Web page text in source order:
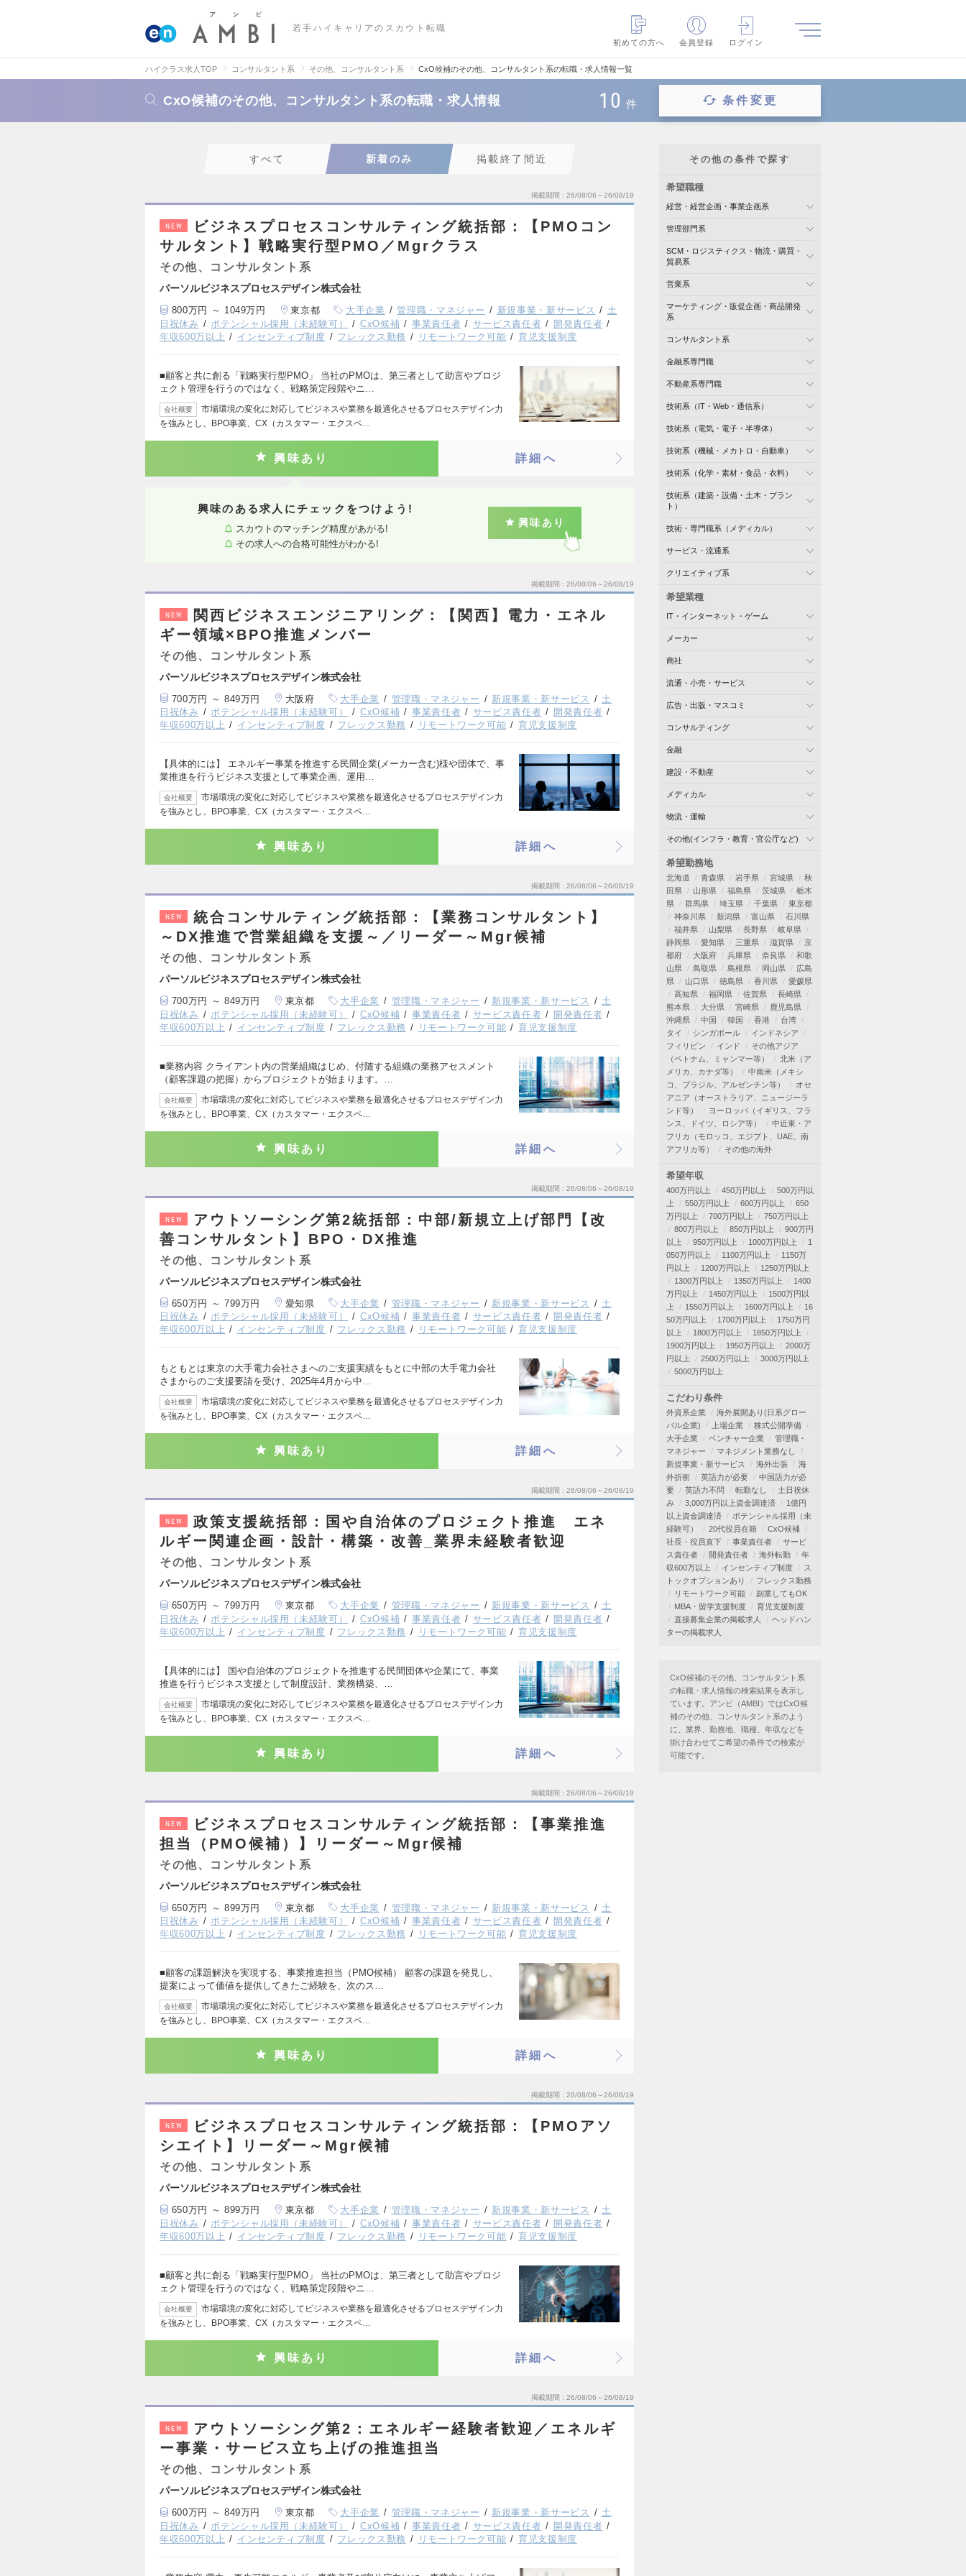
若手ハイキャリアのスカウト転職
初めての方へ
会員登録 ログイン
ハイクラス求人TOP コンサルタント系 その他、コンサルタント系 CxO候補のその他、コンサルタント系の転職・求人情報一覧
CxO候補のその他、コンサルタント系の転職・求人情報 10 件 条件変更
すべて 新着のみ 掲載終了間近
掲載期間 26/08/06～26/08/19
NEW
ビジネスプロセスコンサルティング統括部：【PMOコン
サルタント】戦略実行型PMO／Mgrクラス
その他、コンサルタント系
パーソルビジネスプロセスデザイン株式会社
800万円 ～ 1049万円 東京都 大手企業 管理職・マネジャー 新規事業・新サービス
土
日祝休み
ポテンシャル採用（未経験可） CxO候補 事業責任者 サービス責任者
開発責任者
年収600万以上
インセンティブ制度 フレックス勤務 リモートワーク可能 育児支援制度
■顧客と共に創る「戦略実行型PMO」 当社のPMOは、第三者として助言やプロジ
ェクト管理を行うのではなく、戦略策定段階やニ…
会社概要
市場環境の変化に対応してビジネスや業務を最適化させるプロセスデザイン力
を強みとし、BPO事業、CX（カスタマー・エクスペ…
興味あり 詳細へ
興味のある求人にチェックをつけよう!
スカウトのマッチング精度があがる!
その求人への合格可能性がわかる!
興味あり
掲載期間 26/08/06～26/08/19
NEW
関西ビジネスエンジニアリング：【関西】電力・エネル
ギー領域×BPO推進メンバー
その他、コンサルタント系
パーソルビジネスプロセスデザイン株式会社
700万円 ～ 849万円 大阪府 大手企業 管理職・マネジャー 新規事業・新サービス
土
日祝休み
ポテンシャル採用（未経験可） CxO候補 事業責任者 サービス責任者
開発責任者
年収600万以上
インセンティブ制度 フレックス勤務 リモートワーク可能 育児支援制度
【具体的には】 エネルギー事業を推進する民間企業(メーカー含む)様や団体で、事
業推進を行うビジネス支援として事業企画、運用…
会社概要
市場環境の変化に対応してビジネスや業務を最適化させるプロセスデザイン力
を強みとし、BPO事業、CX（カスタマー・エクスペ…
興味あり 詳細へ
掲載期間 26/08/06～26/08/19
NEW
統合コンサルティング統括部：【業務コンサルタント】
～DX推進で営業組織を支援～／リーダー～Mgr候補
その他、コンサルタント系
パーソルビジネスプロセスデザイン株式会社
700万円 ～ 849万円 東京都 大手企業 管理職・マネジャー 新規事業・新サービス
土
日祝休み
ポテンシャル採用（未経験可） CxO候補 事業責任者 サービス責任者
開発責任者
年収600万以上
インセンティブ制度 フレックス勤務 リモートワーク可能 育児支援制度
■業務内容 クライアント内の営業組織はじめ、付随する組織の業務アセスメント
（顧客課題の把握）からプロジェクトが始まります。…
会社概要
市場環境の変化に対応してビジネスや業務を最適化させるプロセスデザイン力
を強みとし、BPO事業、CX（カスタマー・エクスペ…
興味あり 詳細へ
掲載期間 26/08/06～26/08/19
NEW
アウトソーシング第2統括部：中部/新規立上げ部門【改
善コンサルタント】BPO・DX推進
その他、コンサルタント系
パーソルビジネスプロセスデザイン株式会社
650万円 ～ 799万円 愛知県 大手企業 管理職・マネジャー 新規事業・新サービス
土
日祝休み
ポテンシャル採用（未経験可） CxO候補 事業責任者 サービス責任者
開発責任者
年収600万以上
インセンティブ制度 フレックス勤務 リモートワーク可能 育児支援制度
もともとは東京の大手電力会社さまへのご支援実績をもとに中部の大手電力会社
さまからのご支援要請を受け、2025年4月から中…
会社概要
市場環境の変化に対応してビジネスや業務を最適化させるプロセスデザイン力
を強みとし、BPO事業、CX（カスタマー・エクスペ…
興味あり 詳細へ
掲載期間 26/08/06～26/08/19
NEW
政策支援統括部：国や自治体のプロジェクト推進 エネ
ルギー関連企画・設計・構築・改善_業界未経験者歓迎
その他、コンサルタント系
パーソルビジネスプロセスデザイン株式会社
650万円 ～ 799万円 東京都 大手企業 管理職・マネジャー 新規事業・新サービス
土
日祝休み
ポテンシャル採用（未経験可） CxO候補 事業責任者 サービス責任者
開発責任者
年収600万以上
インセンティブ制度 フレックス勤務 リモートワーク可能 育児支援制度
【具体的には】 国や自治体のプロジェクトを推進する民間団体や企業にて、事業
推進を行うビジネス支援として制度設計、業務構築、…
会社概要
市場環境の変化に対応してビジネスや業務を最適化させるプロセスデザイン力
を強みとし、BPO事業、CX（カスタマー・エクスペ…
興味あり 詳細へ
掲載期間 26/08/06～26/08/19
NEW
ビジネスプロセスコンサルティング統括部：【事業推進
担当（PMO候補）】リーダー～Mgr候補
その他、コンサルタント系
パーソルビジネスプロセスデザイン株式会社
650万円 ～ 899万円 東京都 大手企業 管理職・マネジャー 新規事業・新サービス
土
日祝休み
ポテンシャル採用（未経験可） CxO候補 事業責任者 サービス責任者
開発責任者
年収600万以上
インセンティブ制度 フレックス勤務 リモートワーク可能 育児支援制度
■顧客の課題解決を実現する、事業推進担当（PMO候補） 顧客の課題を発見し、
提案によって価値を提供してきたご経験を、次のス…
会社概要
市場環境の変化に対応してビジネスや業務を最適化させるプロセスデザイン力
を強みとし、BPO事業、CX（カスタマー・エクスペ…
興味あり 詳細へ
掲載期間 26/08/06～26/08/19
NEW
ビジネスプロセスコンサルティング統括部：【PMOアソ
シエイト】リーダー～Mgr候補
その他、コンサルタント系
パーソルビジネスプロセスデザイン株式会社
650万円 ～ 899万円 東京都 大手企業 管理職・マネジャー 新規事業・新サービス
土
日祝休み
ポテンシャル採用（未経験可） CxO候補 事業責任者 サービス責任者
開発責任者
年収600万以上
インセンティブ制度 フレックス勤務 リモートワーク可能 育児支援制度
■顧客と共に創る「戦略実行型PMO」 当社のPMOは、第三者として助言やプロジ
ェクト管理を行うのではなく、戦略策定段階やニ…
会社概要
市場環境の変化に対応してビジネスや業務を最適化させるプロセスデザイン力
を強みとし、BPO事業、CX（カスタマー・エクスペ…
興味あり 詳細へ
掲載期間 26/08/06～26/08/19
NEW
アウトソーシング第2：エネルギー経験者歓迎／エネルギ
ー事業・サービス立ち上げの推進担当
その他、コンサルタント系
パーソルビジネスプロセスデザイン株式会社
600万円 ～ 849万円 東京都 大手企業 管理職・マネジャー 新規事業・新サービス
土
日祝休み
ポテンシャル採用（未経験可） CxO候補 事業責任者 サービス責任者
開発責任者
年収600万以上
インセンティブ制度 フレックス勤務 リモートワーク可能 育児支援制度
その他の条件で探す
希望職種
経営・経営企画・事業企画系
管理部門系
SCM・ロジスティクス・物流・購買・
貿易系
営業系
マーケティング・販促企画・商品開発
系
コンサルタント系
金融系専門職
不動産系専門職
技術系（IT・Web・通信系）
技術系（電気・電子・半導体）
技術系（機械・メカトロ・自動車）
技術系（化学・素材・食品・衣料）
技術系（建築・設備・土木・プラン
ト）
技術・専門職系（メディカル）
サービス・流通系
クリエイティブ系
希望業種
IT・インターネット・ゲーム
メーカー
商社
流通・小売・サービス
広告・出版・マスコミ
コンサルティング
金融
建設・不動産
メディカル
物流・運輸
その他(インフラ・教育・官公庁など)
希望勤務地
北海道 青森県 岩手県 宮城県
秋
田県
山形県 福島県 茨城県
栃木
県
群馬県 埼玉県 千葉県
東京都
神奈川県
新潟県 富山県
石川県
福井県
山梨県 長野県
岐阜県
静岡県
愛知県 三重県 滋賀県
京
都府
大阪府 兵庫県 奈良県
和歌
山県
鳥取県 島根県 岡山県
広島
県
山口県 徳島県 香川県
愛媛県
高知県
福岡県 佐賀県
長崎県
熊本県
大分県 宮崎県
鹿児島県
沖縄県
中国 韓国 香港
台湾
タイ
シンガポール
インドネシア
フィリピン
インド
その他アジア
（ベトナム、ミャンマー等）
北米（ア
メリカ、カナダ等）
中南米（メキシ
コ、ブラジル、アルゼンチン等）
オセ
アニア（オーストラリア、ニュージーラ
ンド等）
ヨーロッパ（イギリス、フラ
ンス、ドイツ、ロシア等）
中近東・ア
フリカ（モロッコ、エジプト、UAE、南
アフリカ等）
その他の海外
希望年収
400万円以上 450万円以上
500万円以
上
550万円以上 600万円以上
650
万円以上
700万円以上
750万円以上
800万円以上
850万円以上
900万円
以上
950万円以上 1000万円以上
1
050万円以上
1100万円以上
1150万
円以上
1200万円以上
1250万円以上
1300万円以上
1350万円以上
1400
万円以上
1450万円以上
1500万円以
上
1550万円以上 1600万円以上
16
50万円以上
1700万円以上
1750万円
以上
1800万円以上
1850万円以上
1900万円以上
1950万円以上
2000万
円以上
2500万円以上
3000万円以上
5000万円以上
こだわり条件
外資系企業
海外展開あり(日系グロー
バル企業)
上場企業
株式公開準備
大手企業
ベンチャー企業
管理職・
マネジャー
マネジメント業務なし
新規事業・新サービス
海外出張
海
外折衝
英語力が必要
中国語力が必
要
英語力不問 転勤なし
土日祝休
み
3,000万円以上資金調達済
1億円
以上資金調達済
ポテンシャル採用（未
経験可）
20代役員在籍
CxO候補
社長・役員直下
事業責任者
サービ
ス責任者
開発責任者 海外転勤
年
収600万以上
インセンティブ制度
ス
トックオプションあり
フレックス勤務
リモートワーク可能
副業してもOK
MBA・留学支援制度
育児支援制度
直接募集企業の掲載求人
ヘッドハン
ターの掲載求人
CxO候補のその他、コンサルタント系
の転職・求人情報の検索結果を表示し
ています。アンビ（AMBI）ではCxO候
補のその他、コンサルタント系のよう
に、業界、勤務地、職種、年収などを
掛け合わせてご希望の条件での検索が
可能です。